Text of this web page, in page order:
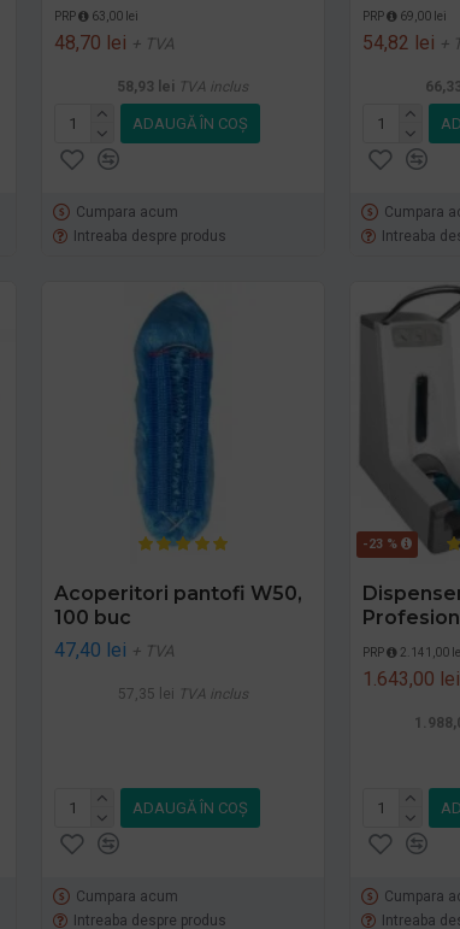
PRP 63,00 lei
48,70 lei + TVA
58,93 lei TVA inclus
ADAUGĂ ÎN COŞ
Cumpara acum
Intreaba despre produs
PRP 69,00 lei
54,82 lei +
Cumpara
Intreaba
Acoperitori pantofi W50,
100 buc
47,40 lei + TVA
57,35 lei TVA inclus
ADAUGĂ ÎN COŞ
Cumpara acum
Intreaba despre produs
-23 %
PRP 2.141,00
1.643,00 lei
Cumpara
Intreaba